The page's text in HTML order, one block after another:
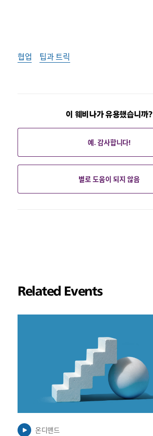
협업 팁과 트릭
이 웨비나가 유용했습니까?
예. 감사합니다!
별로 도움이 되지 않음
Related Events
릴
수
온디맨드